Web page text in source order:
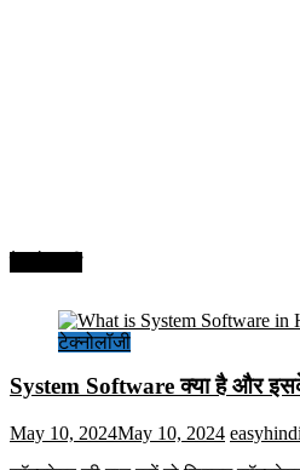
टेक्नोलॉजी
System Software क्या है और
May 10, 2024May 10, 2024